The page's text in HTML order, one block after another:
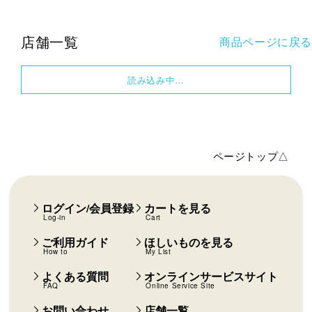
店舗一覧 商品ページに戻る
読み込み中…
ページトップ△
ログイン/会員登録
Log-in
カートを見る
Cart
ご利用ガイド
How to
ほしいものを見る
My List
よくある質問
FAQ
オンラインサービスサイト
Online Service Site